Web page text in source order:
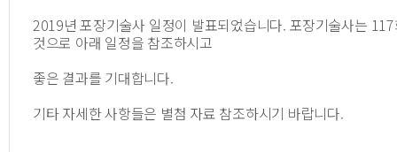
2019년 포장기술사 일정이 발표되었습니다. 포장기술사는
것으로 아래 일정을 참조하시고
좋은 결과를 기대합니다.
기타 자세한 사항들은 별첨 자료 참조하시기 바랍니다.